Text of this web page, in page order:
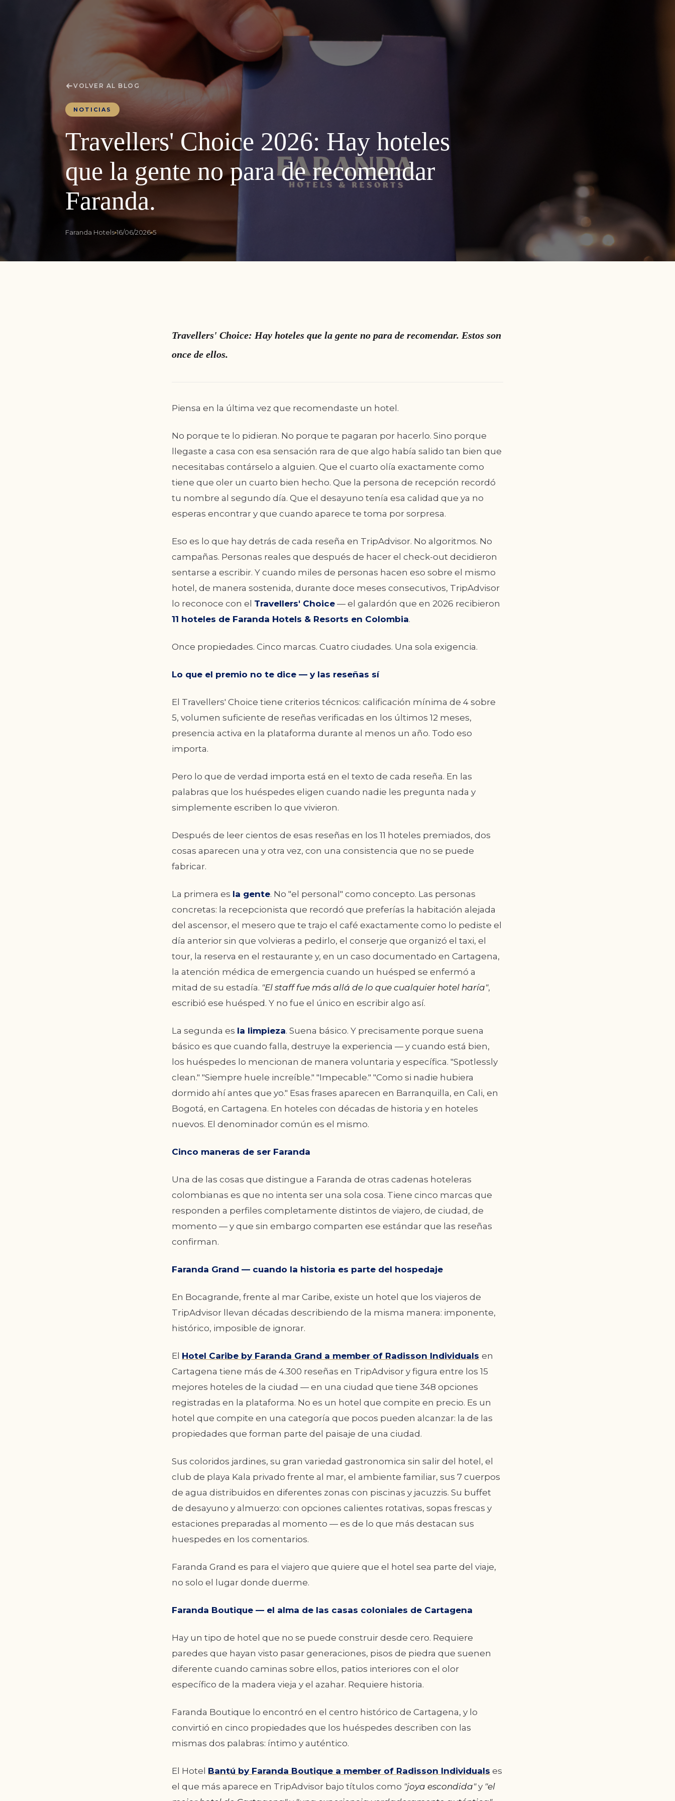
VOLVER AL BLOG
NOTICIAS
Travellers' Choice 2026: Hay hoteles
que la gente no para de recomendar
Faranda.
Faranda Hotels 16/06/2026 5
Travellers' Choice: Hay hoteles que la gente no para de recomendar. Estos son
once de ellos.
Piensa en la última vez que recomendaste un hotel.
No porque te lo pidieran. No porque te pagaran por hacerlo. Sino porque
llegaste a casa con esa sensación rara de que algo había salido tan bien que
necesitabas contárselo a alguien. Que el cuarto olía exactamente como
tiene que oler un cuarto bien hecho. Que la persona de recepción recordó
tu nombre al segundo día. Que el desayuno tenía esa calidad que ya no
esperas encontrar y que cuando aparece te toma por sorpresa.
Eso es lo que hay detrás de cada reseña en TripAdvisor. No algoritmos. No
campañas. Personas reales que después de hacer el check-out decidieron
sentarse a escribir. Y cuando miles de personas hacen eso sobre el mismo
hotel, de manera sostenida, durante doce meses consecutivos, TripAdvisor
lo reconoce con el Travellers' Choice — el galardón que en 2026 recibieron
11 hoteles de Faranda Hotels & Resorts en Colombia.
Once propiedades. Cinco marcas. Cuatro ciudades. Una sola exigencia.
Lo que el premio no te dice — y las reseñas sí
El Travellers' Choice tiene criterios técnicos: calificación mínima de 4 sobre
5, volumen suficiente de reseñas verificadas en los últimos 12 meses,
presencia activa en la plataforma durante al menos un año. Todo eso
importa.
Pero lo que de verdad importa está en el texto de cada reseña. En las
palabras que los huéspedes eligen cuando nadie les pregunta nada y
simplemente escriben lo que vivieron.
Después de leer cientos de esas reseñas en los 11 hoteles premiados, dos
cosas aparecen una y otra vez, con una consistencia que no se puede
fabricar.
La primera es la gente. No "el personal" como concepto. Las personas
concretas: la recepcionista que recordó que preferías la habitación alejada
del ascensor, el mesero que te trajo el café exactamente como lo pediste el
día anterior sin que volvieras a pedirlo, el conserje que organizó el taxi, el
tour, la reserva en el restaurante y, en un caso documentado en Cartagena,
la atención médica de emergencia cuando un huésped se enfermó a
mitad de su estadía. "El staff fue más allá de lo que cualquier hotel haría",
escribió ese huésped. Y no fue el único en escribir algo así.
La segunda es la limpieza. Suena básico. Y precisamente porque suena
básico es que cuando falla, destruye la experiencia — y cuando está bien,
los huéspedes lo mencionan de manera voluntaria y específica. "Spotlessly
clean." "Siempre huele increíble." "Impecable." "Como si nadie hubiera
dormido ahí antes que yo." Esas frases aparecen en Barranquilla, en Cali, en
Bogotá, en Cartagena. En hoteles con décadas de historia y en hoteles
nuevos. El denominador común es el mismo.
Cinco maneras de ser Faranda
Una de las cosas que distingue a Faranda de otras cadenas hoteleras
colombianas es que no intenta ser una sola cosa. Tiene cinco marcas que
responden a perfiles completamente distintos de viajero, de ciudad, de
momento — y que sin embargo comparten ese estándar que las reseñas
confirman.
Faranda Grand — cuando la historia es parte del hospedaje
En Bocagrande, frente al mar Caribe, existe un hotel que los viajeros de
TripAdvisor llevan décadas describiendo de la misma manera: imponente,
histórico, imposible de ignorar.
El Hotel Caribe by Faranda Grand a member of Radisson Individuals en
Cartagena tiene más de 4.300 reseñas en TripAdvisor y figura entre los 15
mejores hoteles de la ciudad — en una ciudad que tiene 348 opciones
registradas en la plataforma. No es un hotel que compite en precio. Es un
hotel que compite en una categoría que pocos pueden alcanzar: la de las
propiedades que forman parte del paisaje de una ciudad.
Sus coloridos jardines, su gran variedad gastronomica sin salir del hotel, el
club de playa Kala privado frente al mar, el ambiente familiar, sus 7 cuerpos
de agua distribuidos en diferentes zonas con piscinas y jacuzzis. Su buffet
de desayuno y almuerzo: con opciones calientes rotativas, sopas frescas y
estaciones preparadas al momento — es de lo que más destacan sus
huespedes en los comentarios.
Faranda Grand es para el viajero que quiere que el hotel sea parte del viaje,
no solo el lugar donde duerme.
Faranda Boutique — el alma de las casas coloniales de Cartagena
Hay un tipo de hotel que no se puede construir desde cero. Requiere
paredes que hayan visto pasar generaciones, pisos de piedra que suenen
diferente cuando caminas sobre ellos, patios interiores con el olor
específico de la madera vieja y el azahar. Requiere historia.
Faranda Boutique lo encontró en el centro histórico de Cartagena, y lo
convirtió en cinco propiedades que los huéspedes describen con las
mismas dos palabras: íntimo y auténtico.
El Hotel Bantú by Faranda Boutique a member of Radisson Individuals es
el que más aparece en TripAdvisor bajo títulos como "joya escondida"y "el